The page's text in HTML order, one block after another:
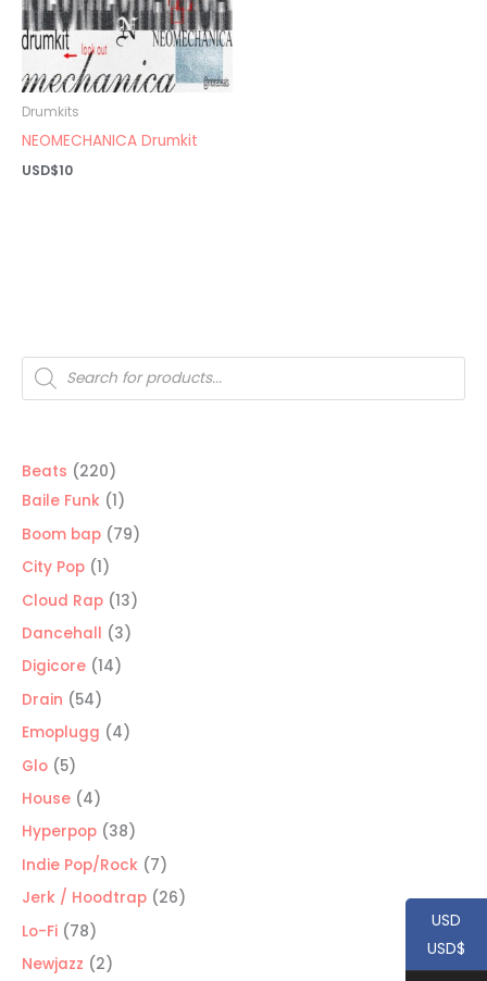
Búsqueda
de
productos
Beats 220220
productos
Baile Funk 11
producto
Boom bap 7979
City Pop 11
producto
Cloud Rap 1313
productos
Dancehall 33
Digicore 1414
Drain 5454
productos
Emoplugg 44
Glo 55
productos
House 44
productos
Hyperpop 3838
productos
Indie Pop/Rock 77
productos
Jerk / Hoodtrap 2626
Lo-Fi 7878
productos
Newjazz 22
Drumkits
NEOMECHANICA Drumkit
USD$10
USD
USD$